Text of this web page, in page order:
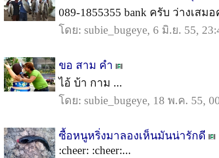
089-1855355 bank ครับ ว่างเส
โดย: subie_bugeye, 6 มิ.ย. 55,
ขอ สาม คำ
ไอ้ บ้า กาม ...
โดย: subie_bugeye, 18 พ.ค. 55,
ซื้อหนูหริ่งมาลองเห็นมันน่ารักดี
:cheer: :cheer:...